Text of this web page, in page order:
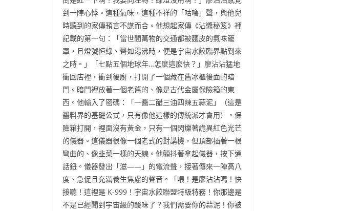
到一陣心悸。這種氣味，這種不祥的「咕嚕」聲，與他兒
時聽到的家傳預言不謀而合。他想起家傳《沾醬秘笈》裡
記載的第一句：「當世間萬物的交通都被麵皮的氣味籠
罩，且燈號恒綠、聲如湯沸時，便是宇宙水餃臨界點到來
之時。」「七點五個地球年…怎麼這麼快？」廖沾沾猛地
衝回店裡，衝到後廚，打開了一個藏在舊冰櫃後面的暗
門。暗門裡放著一個老舊的、像是古代金屬保險箱的東
西。他輸入了密碼：「一醬二醋三油四辣五蒜泥」（這是
醬料界的基礎公式，只有像他這樣的傳統派才會用）。保
險箱打開，裡面沒有黃金，只有一個閃爍著詭異紅色光芒
的儀器。這儀器很像一個老式的對講機，但頂部插著一根
彎曲的、像韭菜一樣的天線。他顫抖著拿起儀器，按下通
話鈕。儀器發出「滋——」的電流聲，接著傳來一陣高八
度、急促且充滿養生焦慮的聲音。「喂！是廖沾沾嗎！快
接聽！這裡是 K-999！宇宙水餃聯盟特級特務！你那邊是
不是已經聞到宇宙級的酸味了？我們需要你的蒜泥！你被